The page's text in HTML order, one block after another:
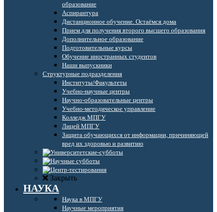
образование
Аспирантура
Дистанционное обучение. Остаёмся дома
Прием для получения второго высшего образования
Дополнительное образование
Подготовительные курсы
Обучение иностранных студентов
Наши выпускники
Структурные подразделения
Институты/Факультеты
Учебно-научные центры
Научно-образовательные центры
Учебно-методическое управление
Колледж МПГУ
Лицей МПГУ
Защита обучающихся от информации, причиняющей
вред их здоровью и развитию
Закрыть
НАУКА
Наука в МПГУ
Научные мероприятия